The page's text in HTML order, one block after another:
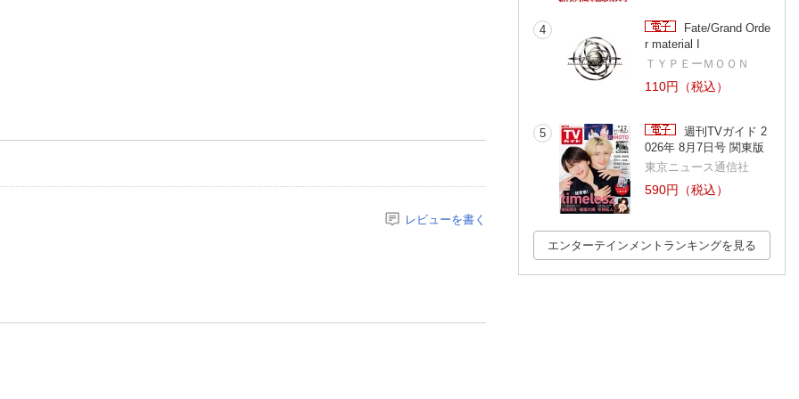
レビューを書く
4
Fate/Grand Orde
r material I
ＴＹＰＥーＭＯＯＮ
110円（税込）
5
週刊TVガイド 2
026年 8月7日号 関東版
東京ニュース通信社
590円（税込）
エンターテインメントランキングを見る